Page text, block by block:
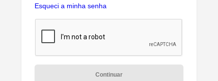
Esqueci a minha senha
Continuar